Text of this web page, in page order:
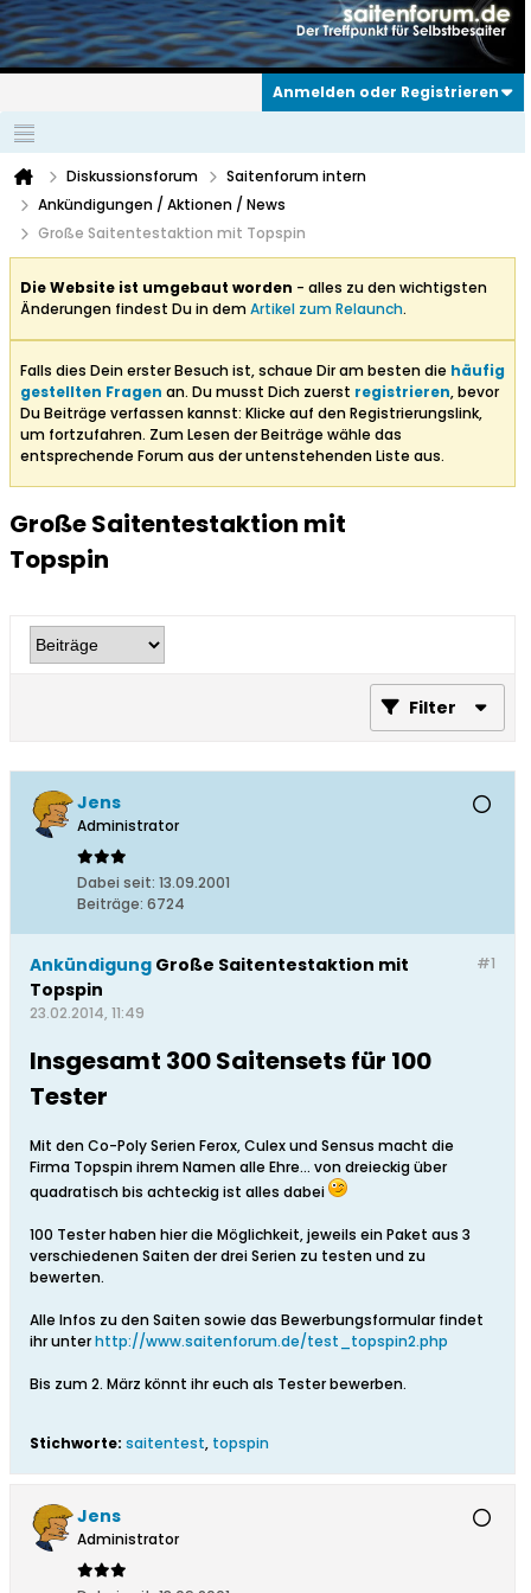
Anmelden oder Registrieren
Diskussionsforum
Saitenforum intern
Ankündigungen / Aktionen / News
Große Saitentestaktion mit Topspin
Die Website ist umgebaut worden - alles zu den wichtigsten
Änderungen findest Du in demArtikel zum Relaunch.
Falls dies Dein erster Besuch ist, schaue Dir am besten die häufig
gestellten Fragen an. Du musst Dich zuerst registrieren, bevor
Du Beiträge verfassen kannst: Klicke auf den Registrierungslink,
um fortzufahren. Zum Lesen der Beiträge wähle das
entsprechende Forum aus der untenstehenden Liste aus.
Große Saitentestaktion mit
Topspin
Filter
Jens
Administrator
Dabei seit: 13.09.2001
Beiträge: 6724
#1
Ankündigung Große Saitentestaktion mit
Topspin
23.02.2014, 11:49
Insgesamt 300 Saitensets für 100
Tester
Mit den Co-Poly Serien Ferox, Culex und Sensus macht die
Firma Topspin ihrem Namen alle Ehre... von dreieckig über
quadratisch bis achteckig ist alles dabei
100 Tester haben hier die Möglichkeit, jeweils ein Paket aus 3
verschiedenen Saiten der drei Serien zu testen und zu
bewerten.
Alle Infos zu den Saiten sowie das Bewerbungsformular findet
ihr unterhttp://www.saitenforum.de/test_topspin2.php
Bis zum 2. März könnt ihr euch als Tester bewerben.
Stichworte: saitentest, topspin
Jens
Administrator